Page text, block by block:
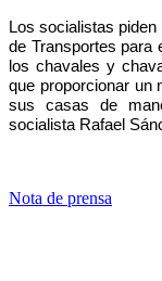
Los socialistas
de Transportes para
los chavales y
que proporcionar un
sus casas de
socialista Rafael
Nota de prensa